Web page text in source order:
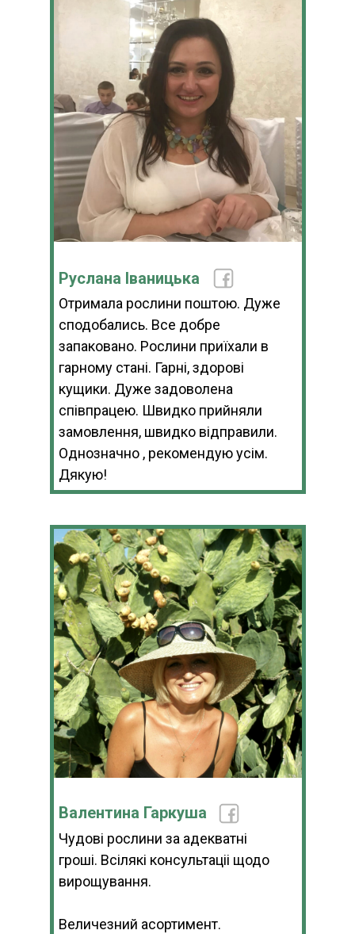
Руслана Іваницька
Отримала рослини поштою. Дуже
сподобались. Все добре
запаковано. Рослини приїхали в
гарному стані. Гарні, здорові
кущики. Дуже задоволена
співпрацею. Швидко прийняли
замовлення, швидко відправили.
Однозначно , рекомендую усім.
Дякую!
Валентина Гаркуша
Чудові рослини за адекватні
гроші. Всілякі консультаціі щодо
вирощування.
Величезний асортимент.